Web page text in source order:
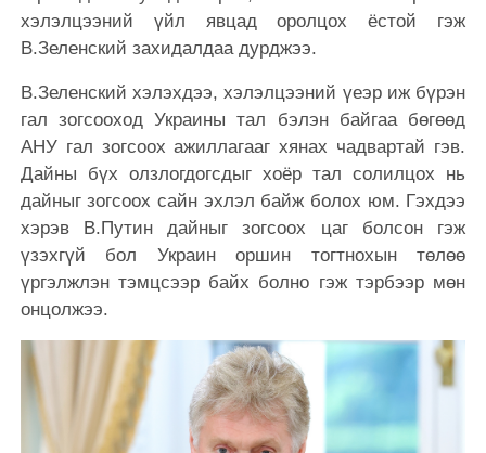
хэлэлцээний үйл явцад оролцох ёстой гэж
В.Зеленский захидалдаа дурджээ.
В.Зеленский хэлэхдээ, хэлэлцээний үеэр иж бүрэн
гал зогсооход Украины тал бэлэн байгаа бөгөөд
АНУ гал зогсоох ажиллагааг хянах чадвартай гэв.
Дайны бүх олзлогдогсдыг хоёр тал солилцох нь
дайныг зогсоох сайн эхлэл байж болох юм. Гэхдээ
хэрэв В.Путин дайныг зогсоох цаг болсон гэж
үзэхгүй бол Украин оршин тогтнохын төлөө
үргэлжлэн тэмцсээр байх болно гэж тэрбээр мөн
онцолжээ.